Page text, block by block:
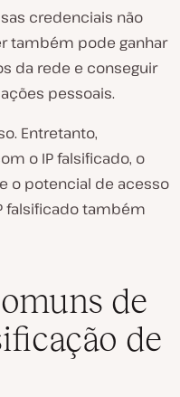
credenciais não
também pode ganhar
da rede e conseguir
pessoais.
Entretanto,
o IP falsificado, o
o potencial de acesso
falsificado também
de
de